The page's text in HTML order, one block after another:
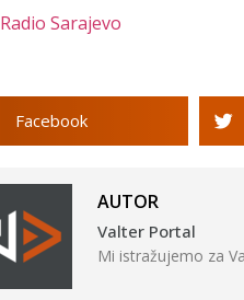
Radio Sarajevo
Facebook
AUTOR
Valter Portal
Mi istražujemo za